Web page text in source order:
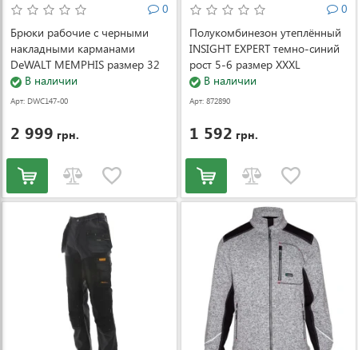
0
Брюки рабочие с черными
накладными карманами
DeWALT MEMPHIS размер 32
(DWC147-004-3231)
В наличии
Арт: DWC147-00
2 999 грн.
0
Полукомбинезон утеплённый
INSIGHT EXPERT темно-синий
рост 5-6 размер XXXL
(000081685)
В наличии
Арт: 872890
1 592 грн.